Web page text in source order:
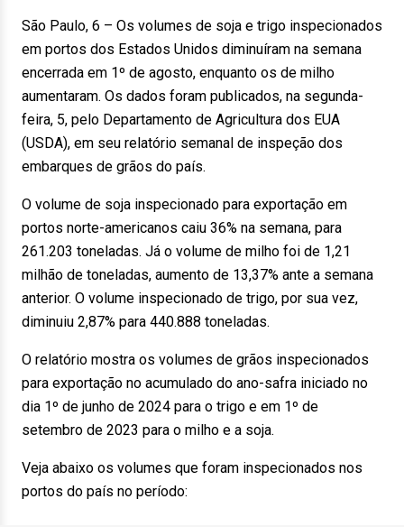
São Paulo, 6 – Os volumes de soja e trigo inspecionados
em portos dos Estados Unidos diminuíram na semana
encerrada em 1º de agosto, enquanto os de milho
aumentaram. Os dados foram publicados, na segunda-
feira, 5, pelo Departamento de Agricultura dos EUA
(USDA), em seu relatório semanal de inspeção dos
embarques de grãos do país.
O volume de soja inspecionado para exportação em
portos norte-americanos caiu 36% na semana, para
261.203 toneladas. Já o volume de milho foi de 1,21
milhão de toneladas, aumento de 13,37% ante a semana
anterior. O volume inspecionado de trigo, por sua vez,
diminuiu 2,87% para 440.888 toneladas.
O relatório mostra os volumes de grãos inspecionados
para exportação no acumulado do ano-safra iniciado no
dia 1º de junho de 2024 para o trigo e em 1º de
setembro de 2023 para o milho e a soja.
Veja abaixo os volumes que foram inspecionados nos
portos do país no período: